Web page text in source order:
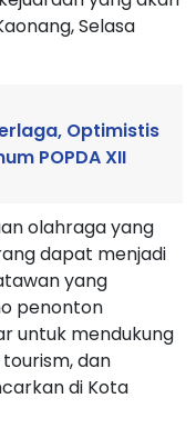
Selasa
Optimistis
POPDA XII
olahraga yang
dapat menjadi
yang
penonton
untuk mendukung
dan
di Kota